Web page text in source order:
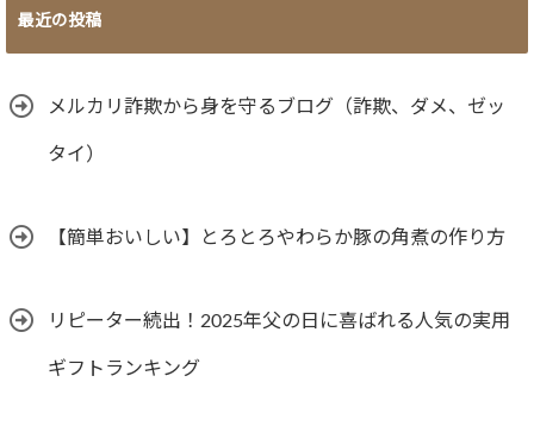
最近の投稿
メルカリ詐欺から身を守るブログ（詐欺、ダメ、ゼッ
タイ）
【簡単おいしい】とろとろやわらか豚の角煮の作り方
リピーター続出！2025年父の日に喜ばれる人気の実用
ギフトランキング